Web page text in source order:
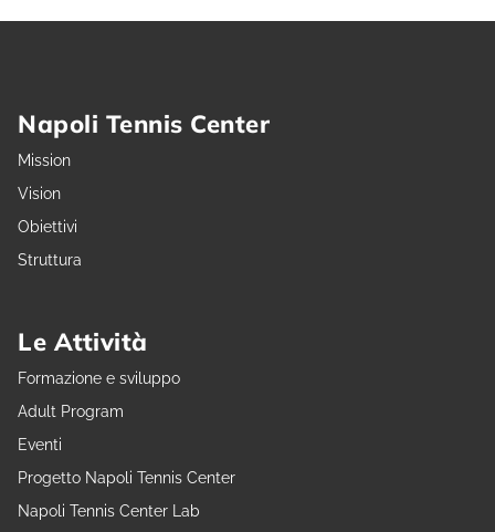
Napoli Tennis Center
Mission
Vision
Obiettivi
Struttura
Le Attività
Formazione e sviluppo
Adult Program
Eventi
Progetto Napoli Tennis Center
Napoli Tennis Center Lab